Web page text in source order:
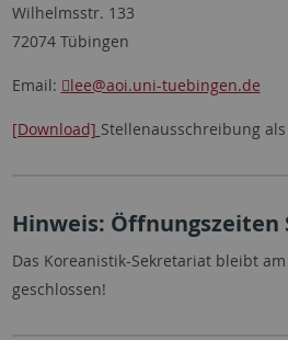
Wilhelmsstr. 133
72074 Tübingen
Email: lee@aoi.uni-tuebingen.de
[Download] Stellenausschreibung
Hinweis:
Das Koreanistik-Sekretariat bleibt
geschlossen!